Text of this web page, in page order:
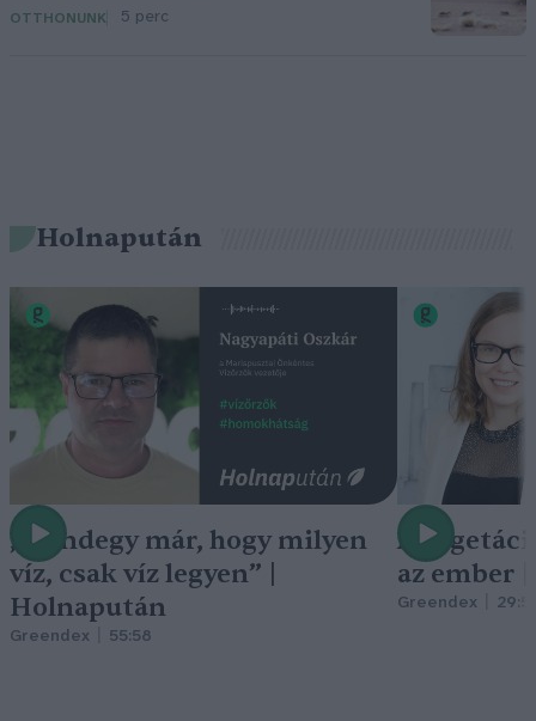
OTTHONUNK 5 perc
Holnapután
„Mindegy már, hogy milyen
víz, csak víz legyen” |
Holnapután
Greendex 55:58
A
az ember
Greendex